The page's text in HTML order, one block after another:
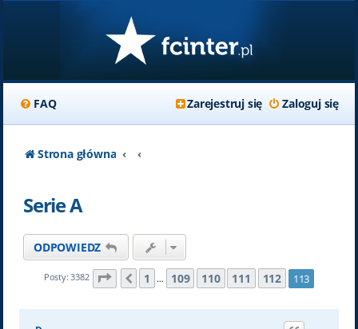
FAQ Zaloguj się
Zarejestruj się
Strona główna
Serie A
ODPOWIEDZ
Posty: 3382 Strona 113 z113
Poprzednia
1 … 109 110 111 112 113